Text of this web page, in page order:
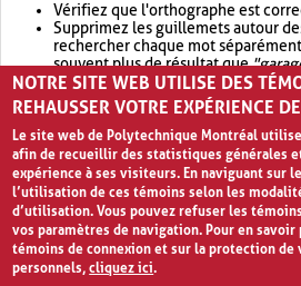
Vérifiez que l'orthographe est
Supprimez les guillemets autour
rechercher chaque mot
souvent plus de résultat que
Envisagez d'élargir votre recherche
retournera souvent plus de
NOTRE SITE WEB UTILISE DES
REHAUSSER VOTRE EXPÉRIENCE
Le site web de Polytechnique Montréal
afin de recueillir des statistiques générales
expérience à ses visiteurs. En naviguant sur
l’utilisation de ces témoins selon les
d’utilisation. Vous pouvez refuser les
vos paramètres de navigation. Pour en savoir
témoins de connexion et sur la protection de
personnels,cliquez ici.